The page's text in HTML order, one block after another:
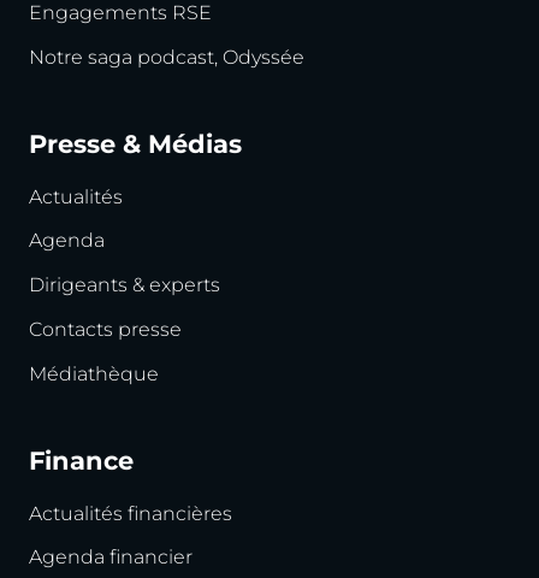
Engagements RSE
Notre saga podcast, Odyssée
Presse & Médias
Actualités
Agenda
Dirigeants & experts
Contacts presse
Médiathèque
Finance
Actualités financières
Agenda financier